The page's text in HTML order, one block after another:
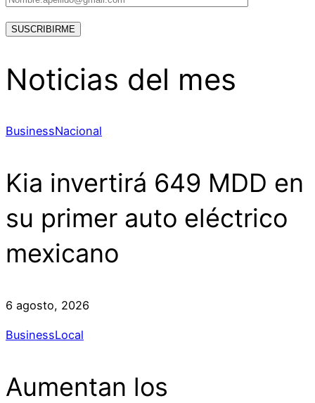
Noticias del mes
BusinessNacional
Kia invertirá 649 MDD en
su primer auto eléctrico
mexicano
6 agosto, 2026
BusinessLocal
Aumentan los